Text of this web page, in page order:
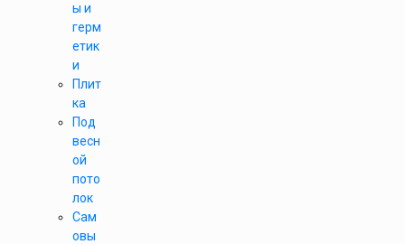
ы и
герм
етик
и
Плит
ка
Под
весн
ой
пото
лок
Сам
овы